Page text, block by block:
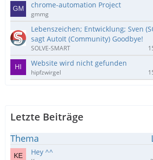
chrome-automation Project
gmmg
Lebenszeichen; Entwicklung; Sven
sagt AutoIt (Community) Goodbye!
SOLVE-SMART
Website wird nicht gefunden
hipfzwirgel
Letzte Beiträge
Thema
Hey ^^